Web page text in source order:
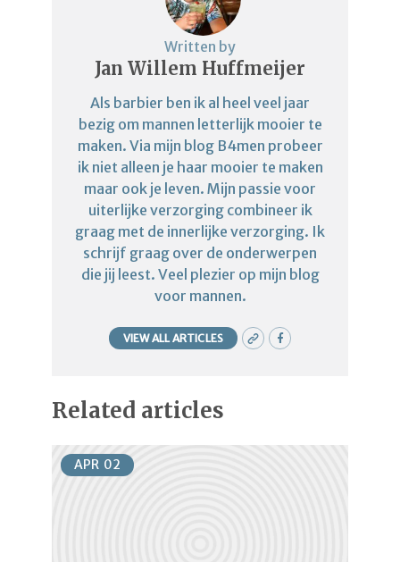
Written by
Jan Willem Huffmeijer
Als barbier ben ik al heel veel jaar
bezig om mannen letterlijk mooier te
maken. Via mijn blog B4men probeer
ik niet alleen je haar mooier te maken
maar ook je leven. Mijn passie voor
uiterlijke verzorging combineer ik
graag met de innerlijke verzorging. Ik
schrijf graag over de onderwerpen
die jij leest. Veel plezier op mijn blog
voor mannen.
VIEW ALL ARTICLES
Related articles
APR 02